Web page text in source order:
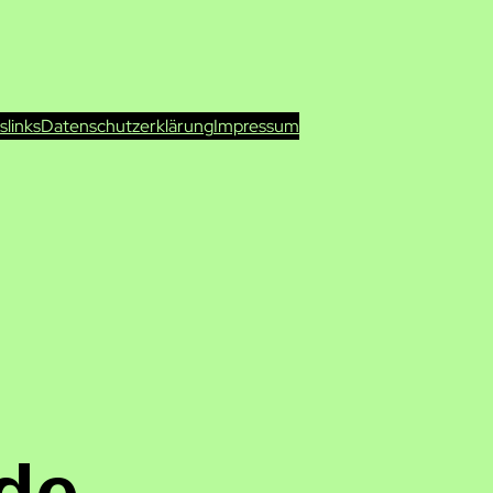
linksDatenschutzerklärungImpressum